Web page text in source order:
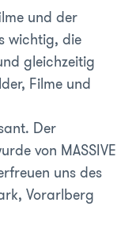
und der
wichtig, die
gleichzeitig
Filme und
Der
von MASSIVE
uns des
Vorarlberg